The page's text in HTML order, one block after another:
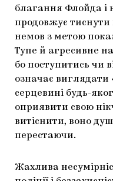
благання Флойда і
продовжує
немов з метою
Тупе й агресивне
бо поступитись чи
означає виглядати
серцевині будь-
оприявити свою
витіснити, воно
перестаючи.
Жахлива